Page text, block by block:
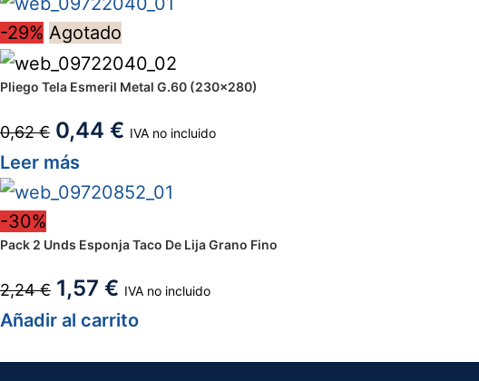
-29% Agotado
Pliego Tela Esmeril Metal G.60 (230×280)
0,62€ 0,44 € IVA no incluido
Leer más
-30%
Pack 2 Unds Esponja Taco De Lija Grano Fino
2,24€ 1,57 € IVA no incluido
Añadir al carrito